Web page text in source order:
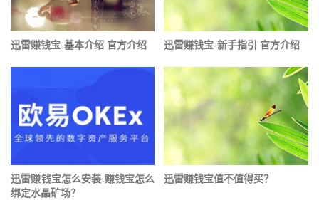
迅雷赚钱宝-基本介绍 官方介绍 迅雷赚钱宝-新手指引 官方介绍
迅雷赚钱宝怎么安装.赚钱宝怎么
绑定水晶矿场？
迅雷赚钱宝值不值得买？